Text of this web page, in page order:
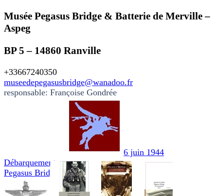
Musée Pegasus Bridge & Batterie de Merville –
Aspeg
BP 5 – 14860 Ranville
+33667240350
museedepegasusbridge@wanadoo.fr
responsable: Françoise Gondrée
6 juin 1944
Débarquement
Pegasus Bridge